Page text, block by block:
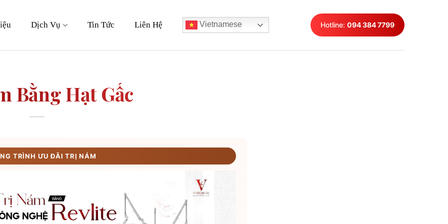
Dịch Vụ Tin Tức Liên Hệ Vietnamese Hotline: 094 384 7799
Bằng Hạt Gấc
TRÌNH ƯU ĐÃI TRỊ NÁM